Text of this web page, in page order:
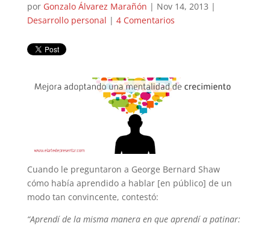
por Gonzalo Álvarez Marañón | Nov 14, 2013 |
Desarrollo personal | 4 Comentarios
Cuando le preguntaron a George Bernard Shaw
cómo había aprendido a hablar [en público] de un
modo tan convincente, contestó:
“Aprendí de la misma manera en que aprendí a patinar: